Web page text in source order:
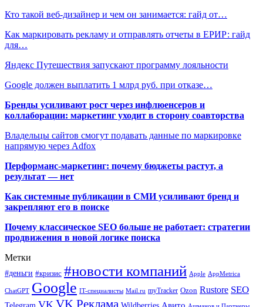
Кто такой веб-дизайнер и чем он занимается: гайд от…
Как маркировать рекламу и отправлять отчеты в ЕРИР: гайд
для…
Яндекс Путешествия запускают программу лояльности
Google должен выплатить 1 млрд руб. при отказе…
Бренды усиливают рост через инфлюенсеров и
коллаборации: маркетинг уходит в сторону соавторства
Владельцы сайтов смогут подавать данные по маркировке
напрямую через Adfox
Перформанс-маркетинг: почему бюджеты растут, а
результат — нет
Как системные публикации в СМИ усиливают бренд и
закрепляют его в поиске
Почему классическое SEO больше не работает: стратегии
продвижения в новой логике поиска
Метки
#деньги #кризис #новости компаний Apple AppMetrica
ChatGPT Google IT-специалисты Mail.ru myTracker Ozon Rustore SEO
VK VK Реклама